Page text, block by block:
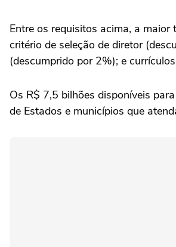
Entre os requisitos acima, a
critério de seleção de diretor
(descumprido por 2%); e
Os R$ 7,5 bilhões disponíveis
de Estados e municípios que